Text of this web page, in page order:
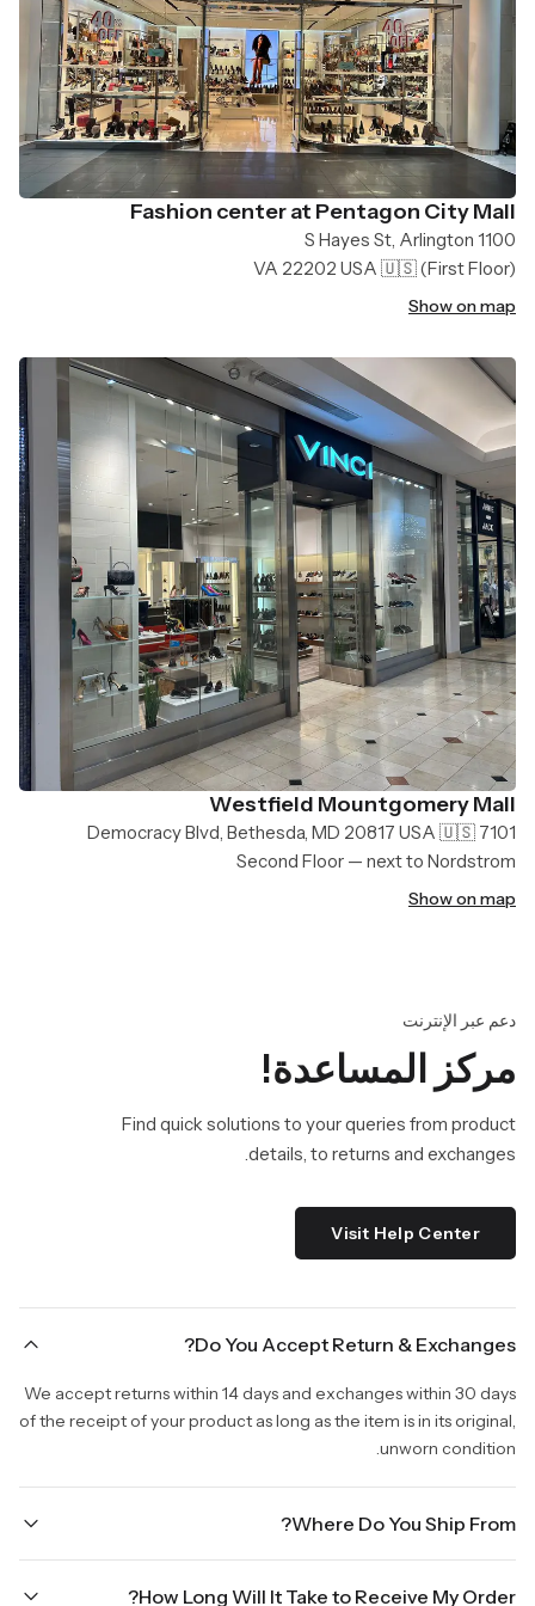
Fashion center at Pentagon City Mall
1100 S Hayes St, Arlington
VA 22202 USA 🇺🇸(First Floor)
Show on map
Westfield Mountgomery Mall
7101 Democracy Blvd, Bethesda, MD 20817 USA 🇺🇸
Second Floor — next to Nordstrom
Show on map
دعم عبر الإنترنت
مركز المساعدة!
Find quick solutions to your queries from product
details, to returns and exchanges.
Visit Help Center
Do You Accept Return & Exchanges?
We accept returns within 14 days and exchanges within 30 days
of the receipt of your product as long as the item is in its original,
unworn condition.
Where Do You Ship From?
How Long Will It Take to Receive My Order?